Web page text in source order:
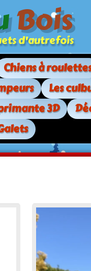
Bois
d'autrefois
Chiens à
Les
3D